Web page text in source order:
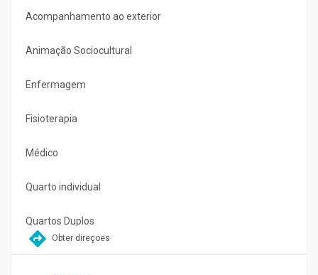
Acompanhamento ao exterior
Animação Sociocultural
Enfermagem
Fisioterapia
Médico
Quarto individual
Quartos Duplos
Obter direçoes